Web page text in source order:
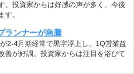
。投資家からは好感の声が多く、今後
す。
ランナーが急騰
2-4月期経常で黒字浮上し、1Q営業益
善が好調。投資家からは注目を浴びて